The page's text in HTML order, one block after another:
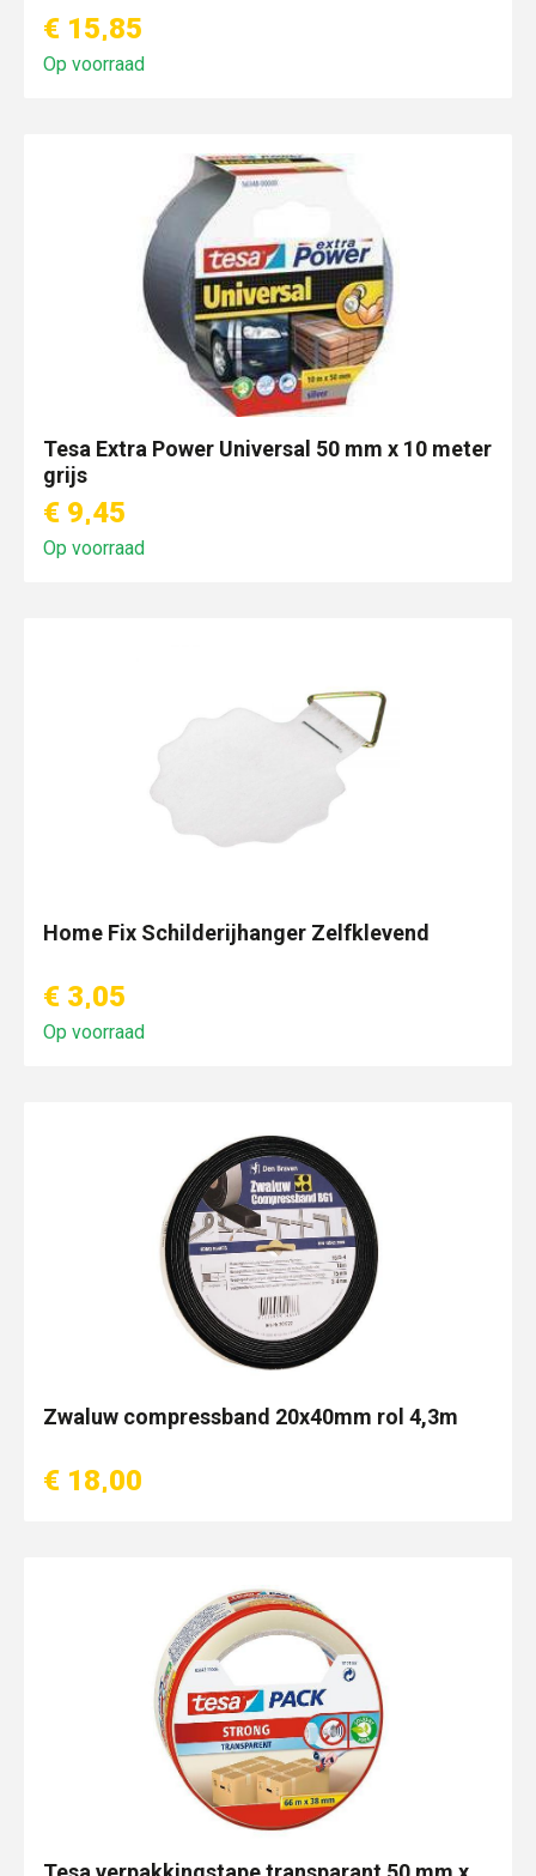
€ 15,85
Op voorraad
Tesa Extra Power Universal 50 mm x 10 meter
grijs
€ 9,45
Op voorraad
Home Fix Schilderijhanger Zelfklevend
€ 3,05
Op voorraad
Zwaluw compressband 20x40mm rol 4,3m
€ 18,00